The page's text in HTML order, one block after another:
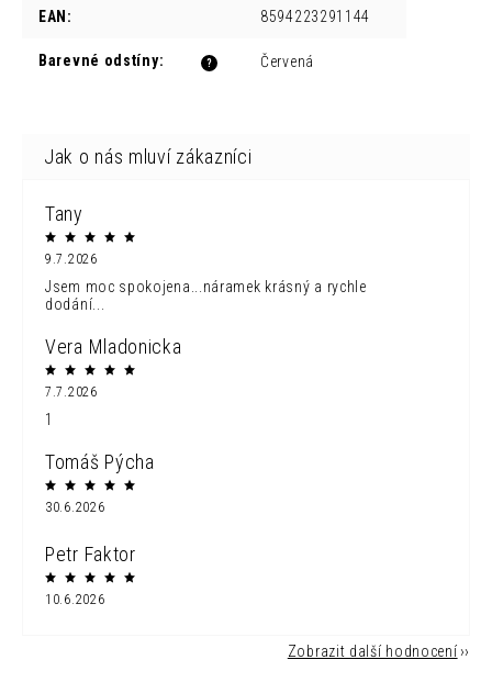
EAN : 8594223291144
?
Barevné odstíny: Červená
Tany
9.7.2026
Jsem moc spokojena...náramek krásný a rychle
dodání...
Vera Mladonicka
7.7.2026
1
Tomáš Pýcha
30.6.2026
Petr Faktor
10.6.2026
Zobrazit další hodnocení